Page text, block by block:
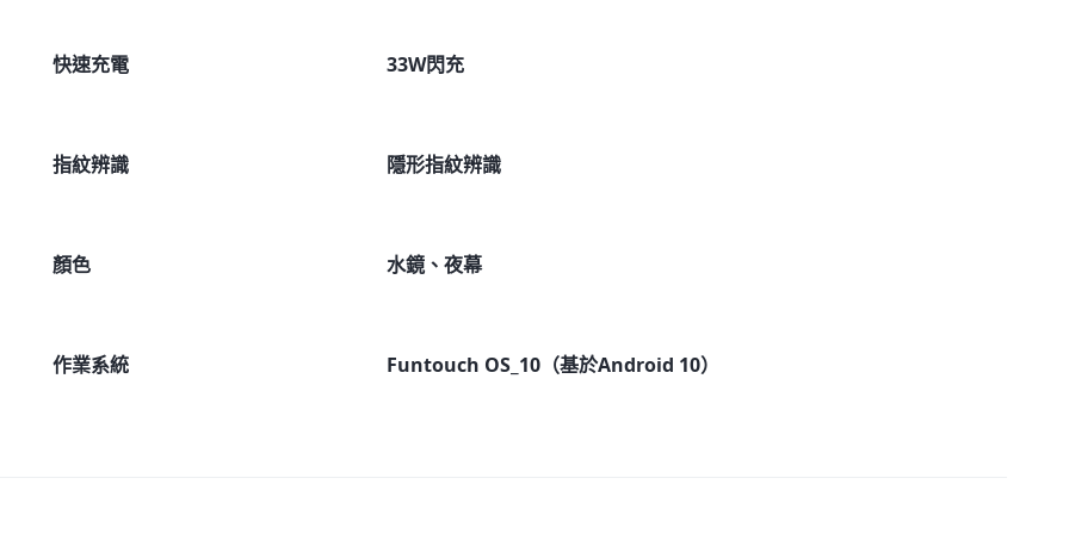
快速充電 33W閃充
指紋辨識 隱形指紋辨識
顏色 水鏡、夜幕
作業系統 Funtouch OS_10（基於Android 10）